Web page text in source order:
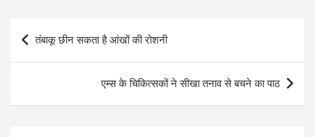
Post
navigation
तंबाकू छीन सकता है आंखों की रोशनी
एम्स के चिकित्सकों ने सीखा तनाव से बचने का पाठ